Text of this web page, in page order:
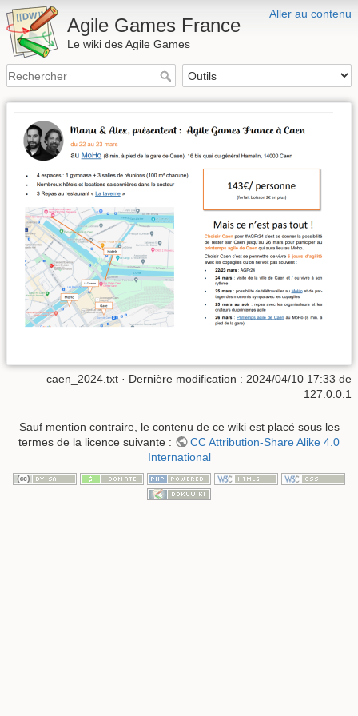
Aller au contenu
Agile Games France
Le wiki des Agile Games
caen_2024.txt · Dernière modification : 2024/04/10 17:33 de
127.0.0.1
Sauf mention contraire, le contenu de ce wiki est placé sous les
termes de la licence suivante :
CC Attribution-Share Alike 4.0
International